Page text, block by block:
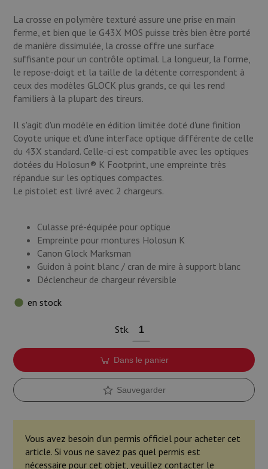
La crosse en polymère texturé assure une prise en main
ferme, et bien que le G43X MOS puisse très bien être porté
de manière dissimulée, la crosse offre une surface
suffisante pour un contrôle optimal. La longueur, la forme,
le repose-doigt et la taille de la détente correspondent à
ceux des modèles GLOCK plus grands, ce qui les rend
familiers à la plupart des tireurs.
Il s'agit d'un modèle en édition limitée doté d'une finition
Coyote unique et d'une interface optique différente de celle
du 43X standard. Celle-ci est compatible avec les optiques
dotées du Holosun® K Footprint, une empreinte très
répandue sur les optiques compactes.
Le pistolet est livré avec 2 chargeurs.
Culasse pré-équipée pour optique
Empreinte pour montures Holosun K
Canon Glock Marksman
Guidon à point blanc / cran de mire à support blanc
Déclencheur de chargeur réversible
en stock
Stk.
Dans le panier
Sauvegarder
Vous avez besoin d’un permis officiel pour acheter cet
article. Si vous ne savez pas quel permis est
nécessaire pour cet objet, veuillez contacter le